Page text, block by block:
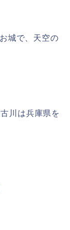
城で、天空の
川は兵庫県を